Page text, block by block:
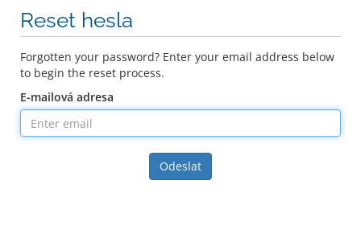
Reset hesla
Forgotten your password? Enter your email address below
to begin the reset process.
E-mailová adresa
Odeslat